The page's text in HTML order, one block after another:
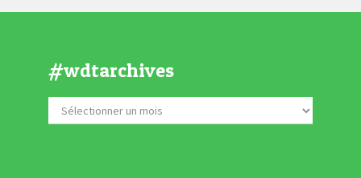
#wdtarchives